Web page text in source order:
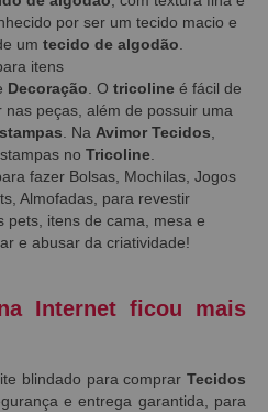
por ser um tecido macio e
um tecido de algodão
itens
Decoração . O tricoline é fácil de
nas peças, além de possuir uma
. Na Avimor Tecidos
no Tricoline
fazer Bolsas, Mochilas, Jogos
Almofadas, para revestir
pets, itens de cama, mesa e
e abusar da criatividade!
Internet ficou mais
blindado para comprarTecidos
e entrega garantida, para